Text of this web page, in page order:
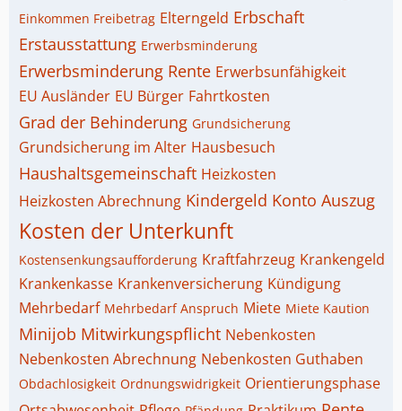
Einkommen Freibetrag Elterngeld Erbschaft
Erstausstattung Erwerbsminderung
Erwerbsminderung Rente Erwerbsunfähigkeit
EU Ausländer EU Bürger Fahrtkosten
Grad der Behinderung Grundsicherung
Grundsicherung im Alter Hausbesuch
Haushaltsgemeinschaft Heizkosten
Heizkosten Abrechnung Kindergeld Konto Auszug
Kosten der Unterkunft
Kostensenkungsaufforderung Kraftfahrzeug Krankengeld
Krankenkasse Krankenversicherung Kündigung
Mehrbedarf Mehrbedarf Anspruch Miete Miete Kaution
Minijob Mitwirkungspflicht Nebenkosten
Nebenkosten Abrechnung Nebenkosten Guthaben
Obdachlosigkeit Ordnungswidrigkeit Orientierungsphase